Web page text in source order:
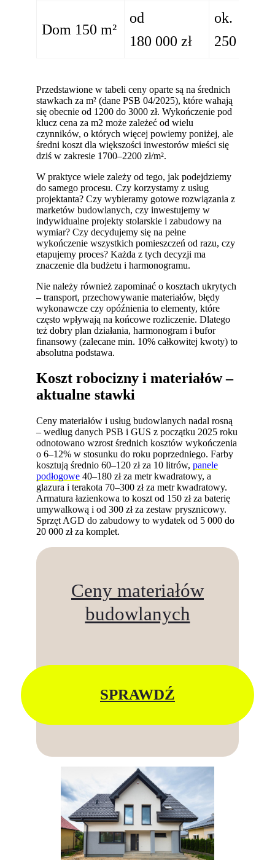
Dom 150 m²
od
180 000 zł
ok.
250 000
Przedstawione w tabeli ceny oparte są na średnich
stawkach za m² (dane PSB 04/2025), które wahają
się obecnie od 1200 do 3000 zł. Wykończenie pod
klucz cena za m2 może zależeć od wielu
czynników, o których więcej powiemy poniżej, ale
średni koszt dla większości inwestorów mieści się
dziś w zakresie 1700–2200 zł/m².
W praktyce wiele zależy od tego, jak podejdziemy
do samego procesu. Czy korzystamy z usług
projektanta? Czy wybieramy gotowe rozwiązania z
marketów budowlanych, czy inwestujemy w
indywidualne projekty stolarskie i zabudowy na
wymiar? Czy decydujemy się na pełne
wykończenie wszystkich pomieszczeń od razu, czy
etapujemy proces? Każda z tych decyzji ma
znaczenie dla budżetu i harmonogramu.
Nie należy również zapominać o kosztach ukrytych
– transport, przechowywanie materiałów, błędy
wykonawcze czy opóźnienia to elementy, które
często wpływają na końcowe rozliczenie. Dlatego
też dobry plan działania, harmonogram i bufor
finansowy (zalecane min. 10% całkowitej kwoty) to
absolutna podstawa.
Koszt robocizny i materiałów –
aktualne stawki
Ceny materiałów i usług budowlanych nadal rosną
– według danych PSB i GUS z początku 2025 roku
odnotowano wzrost średnich kosztów wykończenia
o 6–12% w stosunku do roku poprzedniego. Farby
kosztują średnio 60–120 zł za 10 litrów,panele
podłogowe 40–180 zł za metr kwadratowy, a
glazura i terakota 70–300 zł za metr kwadratowy.
Armatura łazienkowa to koszt od 150 zł za baterię
umywalkową i od 300 zł za zestaw prysznicowy.
Sprzęt AGD do zabudowy to wydatek od 5 000 do
20 000 zł za komplet.
Ceny materiałów
budowlanych
SPRAWDŹ